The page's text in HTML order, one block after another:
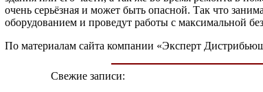
очень серьёзная и может быть опасной. Так что
оборудованием и проведут работы с максимальной
По материалам сайта компании «Эксперт
Свежие записи: